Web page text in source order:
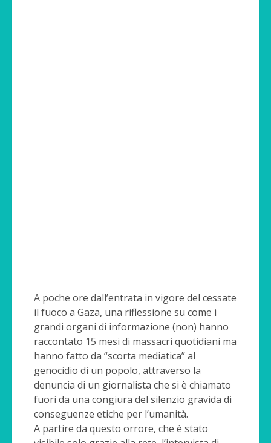
A poche ore dall’entrata in vigore del cessate
il fuoco a Gaza, una riflessione su come i
grandi organi di informazione (non) hanno
raccontato 15 mesi di massacri quotidiani ma
hanno fatto da “scorta mediatica” al
genocidio di un popolo, attraverso la
denuncia di un giornalista che si è chiamato
fuori da una congiura del silenzio gravida di
conseguenze etiche per l’umanità.
A partire da questo orrore, che è stato